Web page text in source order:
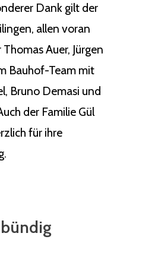
Dank gilt der
allen voran
Auer, Jürgen
Bauhof-Team mit
Bruno Demasi und
der Familie Gül
für ihre